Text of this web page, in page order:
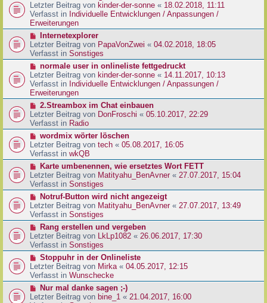
r
a
g
B
e
i
r
a
g
e
u
e
r
B
e
i
r
a
g
Letzter Beitrag von kinder-der-sonne « 18.02.2018, 11:11
Verfasst in Individuelle Entwicklungen / Anpassungen /
Erweiterungen
N
e
u
e
r
B
e
i
r
a
g
Internetexplorer
Letzter Beitrag von PapaVonZwei « 04.02.2018, 18:05
Verfasst in Sonstiges
N
e
u
e
r
B
e
i
r
a
g
normale user in onlineliste fettgedruckt
Letzter Beitrag von kinder-der-sonne « 14.11.2017, 10:13
Verfasst in Individuelle Entwicklungen / Anpassungen /
Erweiterungen
N
e
u
e
r
B
e
t
r
a
g
2.Streambox im Chat einbauen
Letzter Beitrag von DonFroschi « 05.10.2017, 22:29
Verfasst in Radio
N
e
u
e
r
B
e
t
r
a
g
wordmix wörter löschen
Letzter Beitrag von tech « 05.08.2017, 16:05
Verfasst in wkQB
N
e
u
e
r
B
e
t
r
a
g
Karte umbenennen, wie ersetztes Wort FETT
Letzter Beitrag von Matityahu_BenAvner « 27.07.2017, 15:04
Verfasst in Sonstiges
N
e
u
e
r
B
e
t
r
a
g
Notruf-Button wird nicht angezeigt
Letzter Beitrag von Matityahu_BenAvner« 27.07.2017, 13:49
Verfasst in Sonstiges
N
e
u
e
r
B
e
t
Rang erstellen und vergeben
Letzter Beitrag von LkLp1082 « 26.06.2017, 17:30
Verfasst in Sonstiges
N
e
u
e
r
Stoppuhr in der Onlineliste
Letzter Beitrag von Mirka« 04.05.2017, 12:15
Verfasst in Wunschecke
N
e
Nur mal danke sagen ;-)
Letzter Beitrag von bine_1 « 21.04.2017, 16:00